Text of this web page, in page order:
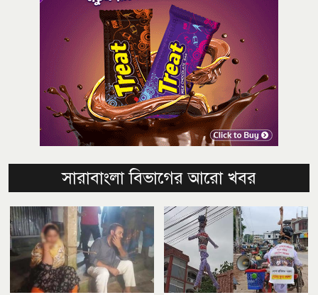
সারাবাংলা বিভাগের আরো খবর